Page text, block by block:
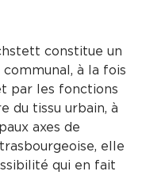
constitue un
à la fois
par les fonctions
du tissu urbain, à
axes de
elle
qui en fait